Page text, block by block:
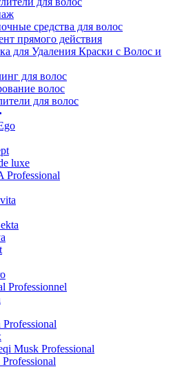
средства для волос
прямого действия
для Удаления Краски с Волос и
для волос
волос
для волос
luxe
Professional
Professionnel
Musk Professional